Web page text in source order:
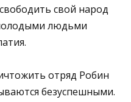
свой народ
людьми
отряд Робин
безуспешными.